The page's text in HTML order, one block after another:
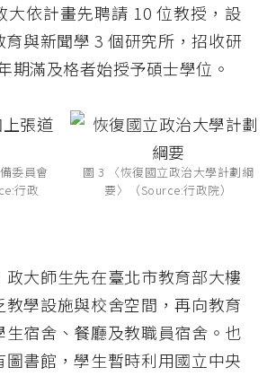
大依計畫先聘請 10 位教授，設
育與新聞學 3 個研究所，招收研
期滿及格者始授予碩士學位。
委員會
行政
圖 3 〈恢復國立政治大學計劃綱
要〉（Source:行政院）
政大師生先在臺北市教育部大樓
教學設施與校舍空間，再向教育
生宿舍、餐廳及教職員宿舍。也
圖書館，學生暫時利用國立中央